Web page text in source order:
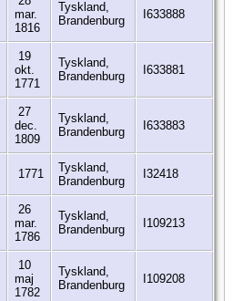
mar.
1816
Tyskland,
Brandenburg
I633888
19
okt.
1771
Tyskland,
Brandenburg
I633881
27
dec.
1809
Tyskland,
Brandenburg
I633883
1771
Tyskland,
Brandenburg
I32418
26
mar.
1786
Tyskland,
Brandenburg
I109213
10
maj
1782
Tyskland,
Brandenburg
I109208